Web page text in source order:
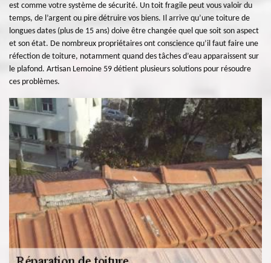
est comme votre système de sécurité. Un toit fragile peut vous valoir du
temps, de l’argent ou pire détruire vos biens. Il arrive qu’une toiture de
longues dates (plus de 15 ans) doive être changée quel que soit son aspect
et son état. De nombreux propriétaires ont conscience qu’il faut faire une
réfection de toiture, notamment quand des tâches d’eau apparaissent sur
le plafond. Artisan Lemoine 59 détient plusieurs solutions pour résoudre
ces problèmes.